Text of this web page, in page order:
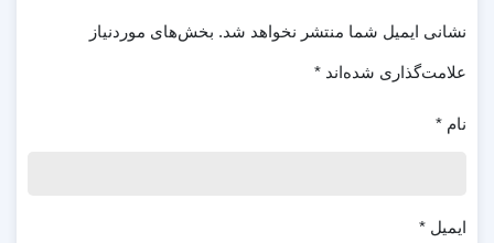
نشانی ایمیل شما منتشر نخواهد شد. بخش‌های موردنیاز
علامت‌گذاری شده‌اند *
نام *
ایمیل *